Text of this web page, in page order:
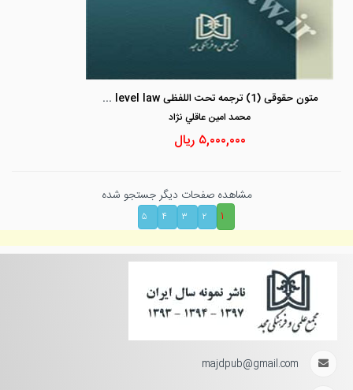
متون حقوقی (1) ترجمه تحت اللفظی a level and as level law «بخش حقوقی قراردادو حمایت مصرف کننده»
محمد امين عاقلي نژاد
۵,۰۰۰,۰۰۰ ریال
مشاهده صفحات دیگر جستجو شده
۱
۲ ۳ ۴ ۵
majdpub@gmail.com